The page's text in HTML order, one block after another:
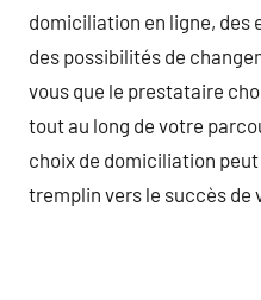
domiciliation en ligne, des
des possibilités de
vous que le prestataire
tout au long de votre
choix de domiciliation
tremplin vers le succès